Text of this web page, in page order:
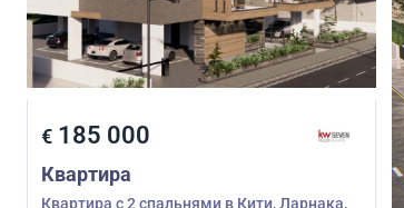
€ 185 000
Квартира
Квартира с 2 спальнями в Кити, Ларнака,